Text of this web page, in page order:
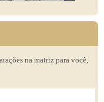
na matriz para você,